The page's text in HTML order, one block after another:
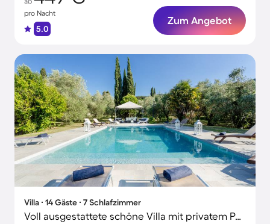
pro Nacht
5.0
Zum Angebot
Villa ∙ 14 Gäste ∙ 7 Schlafzimmer
Voll ausgestattete schöne Villa mit privatem Pool und Garten